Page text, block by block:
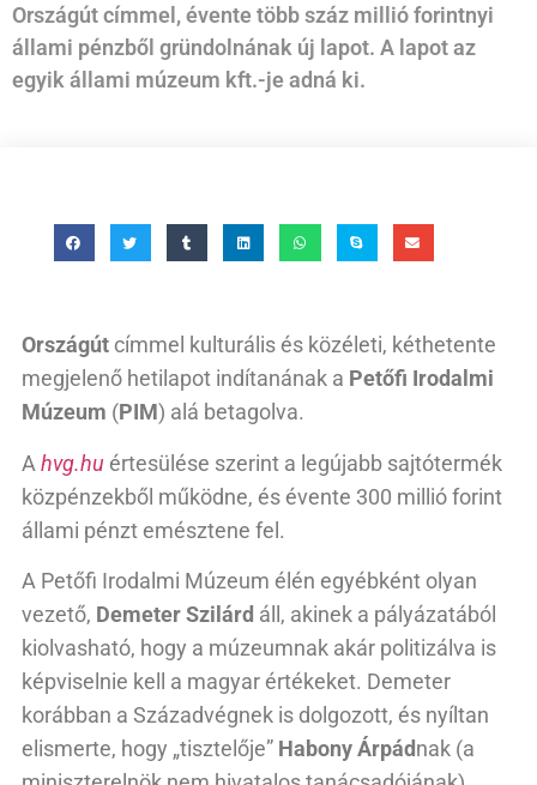
Országút címmel, évente több száz millió forintnyi
állami pénzből gründolnának új lapot. A lapot az
egyik állami múzeum kft.-je adná ki.
Országút címmel kulturális és közéleti, kéthetente
megjelenő hetilapot indítanának a Petőfi Irodalmi
Múzeum (PIM) alá betagolva.
A hvg.hu értesülése szerint a legújabb sajtótermék
közpénzekből működne, és évente 300 millió forint
állami pénzt emésztene fel.
A Petőfi Irodalmi Múzeum élén egyébként olyan
vezető, Demeter Szilárd áll, akinek a pályázatából
kiolvasható, hogy a múzeumnak akár politizálva is
képviselnie kell a magyar értékeket. Demeter
korábban a Századvégnek is dolgozott, és nyíltan
elismerte, hogy „tisztelője” Habony Árpádnak (a